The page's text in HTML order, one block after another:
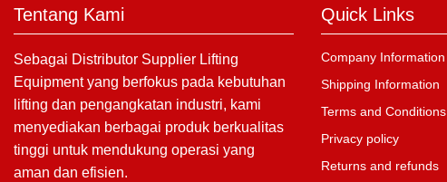
Tentang Kami
Sebagai Distributor Supplier Lifting
Equipment yang berfokus pada kebutuhan
lifting dan pengangkatan industri, kami
menyediakan berbagai produk berkualitas
tinggi untuk mendukung operasi yang
aman dan efisien.
Quick Links
Company Information
Shipping Information
Terms and Conditions
Privacy policy
Returns and refunds